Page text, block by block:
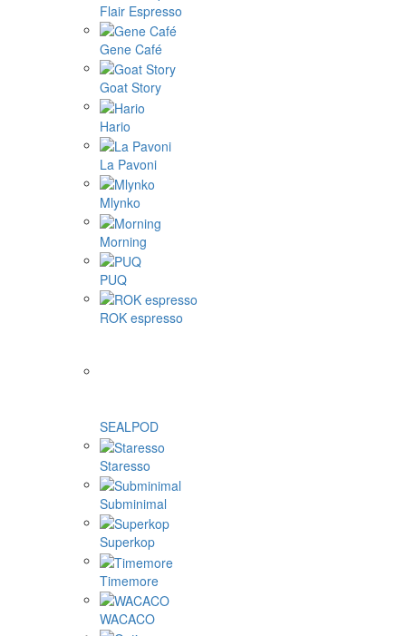
Flair Espresso
Gene Café
Goat Story
Hario
La Pavoni
Mlynko
Morning
PUQ
ROK espresso
SEALPOD
Staresso
Subminimal
Superkop
Timemore
WACACO